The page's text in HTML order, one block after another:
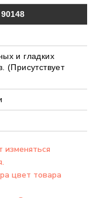
90148
и гладких
(Присутствует
изменяться
цвет товара